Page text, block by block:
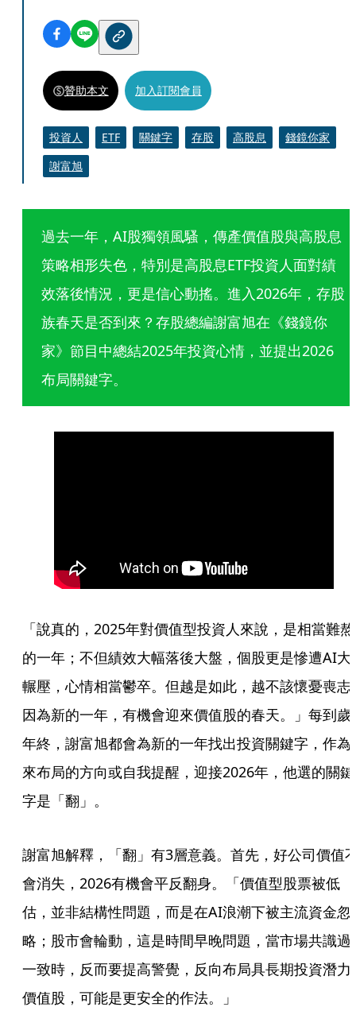
贊助本文 加入訂閱會員
投資人 ETF 關鍵字 存股 高股息
錢鏡你家
謝富旭
過去一年，AI股獨領風騷，傳產價值股與高股息
策略相形失色，特別是高股息ETF投資人面對績
效落後情況，更是信心動搖。進入2026年，存股
族春天是否到來？存股總編謝富旭在《錢鏡你
家》節目中總結2025年投資心情，並提出2026
布局關鍵字。
「說真的，2025年對價值型投資人來說，是相當難熬
的一年；不但績效大幅落後大盤，個股更是慘遭AI大
輾壓，心情相當鬱卒。但越是如此，越不該懷憂喪志
因為新的一年，有機會迎來價值股的春天。」每到歲
年終，謝富旭都會為新的一年找出投資關鍵字，作為
來布局的方向或自我提醒，迎接2026年，他選的關鍵
字是「翻」。
謝富旭解釋，「翻」有3層意義。首先，好公司價值
會消失，2026有機會平反翻身。「價值型股票被低
估，並非結構性問題，而是在AI浪潮下被主流資金忽
略；股市會輪動，這是時間早晚問題，當市場共識過
一致時，反而要提高警覺，反向布局具長期投資潛力
價值股，可能是更安全的作法。」